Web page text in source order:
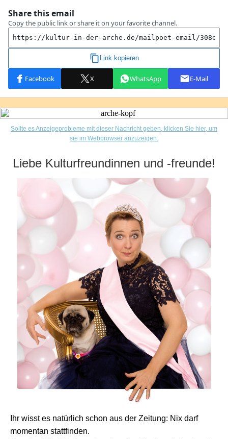
Sollte es Anzeigeprobleme mit dieser Nachricht geben, klicken Sie hier, um
sie im Webbrowser anzuzeigen.
Liebe Kulturfreundinnen und -freunde!
Ihr wisst es natürlich schon aus der Zeitung: Nix darf
momentan stattfinden.